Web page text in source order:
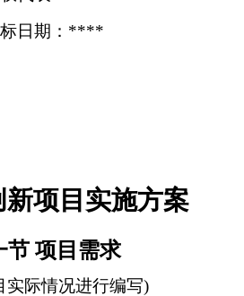
日期：****
新项目实施方案
节 项目需求
实际情况进行编写)